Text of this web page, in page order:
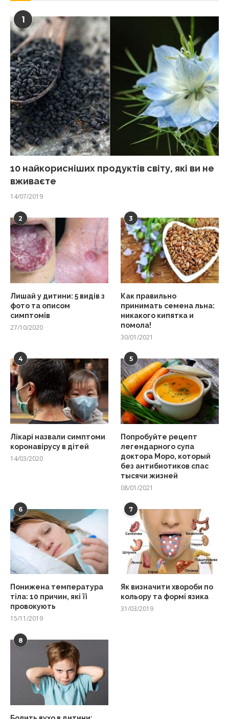
1
10 найкорисніших продуктів світу, які ви не
вживаєте
14/07/2019
2
Лишай у дитини: 5 видів з
фото та описом
симптомів
27/10/2020
3
Как правильно
принимать семена льна:
никакого кипятка и
помола!
30/01/2021
4
Лікарі назвали симптоми
коронавірусу в дітей
14/03/2020
5
Попробуйте рецепт
легендарного супа
доктора Моро, который
без антибиотиков спас
тысячи жизней
08/01/2021
6
Понижена температура
тіла: 10 причин, які її
провокують
15/11/2019
7
Як визначити хвороби по
кольору та формі язика
31/03/2019
8